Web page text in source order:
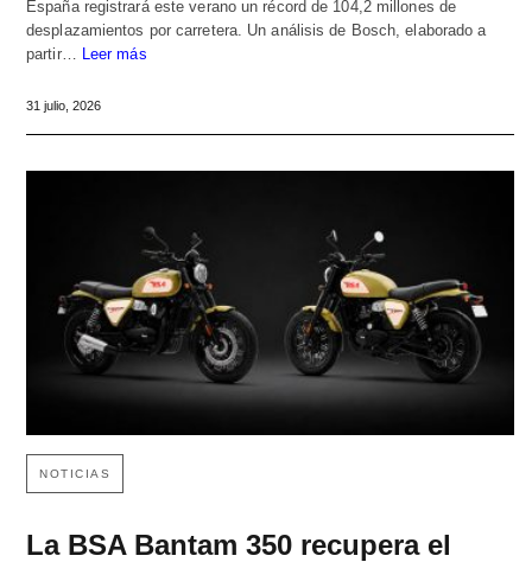
España registrará este verano un récord de 104,2 millones de
desplazamientos por carretera. Un análisis de Bosch, elaborado a
partir… Leer más
31 julio, 2026
NOTICIAS
La BSA Bantam 350 recupera el